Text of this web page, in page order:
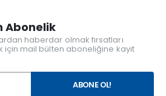
Abonelik
haberdar olmak fırsatları
için mail bülten aboneliğine kayıt